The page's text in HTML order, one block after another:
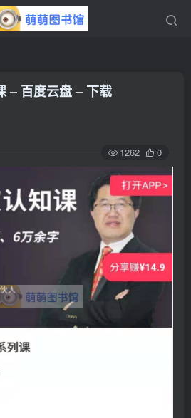
– 百度云盘 – 下载
1262 0